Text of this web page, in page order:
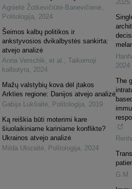
Agnietė Žotkevičiūtė-Banevičienė,
Politologija, 2024
Šeimos kalbų politikos ir
ankstyvosios dvikalbystės sankirta:
atvejo analizė
Anna Verschik, et al. , Taikomoji
kalbotyra, 2024
Mažų valstybių kova dėl įtakos
Arkties regione: Danijos atvejo analizė
Gabija Lukšaitė, Politologija, 2019
Ką reiškia būti moterimi kare
šiuolaikiniame kariniame konflikte?
Ukrainos atvejo analizė
Milda Ulozaitė, Politologija, 2024
2025
2024
The